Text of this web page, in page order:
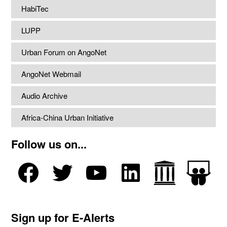
HabiTec
LUPP
Urban Forum on AngoNet
AngoNet Webmail
Audio Archive
Africa-China Urban Initiative
Follow us on...
Sign up for E-Alerts